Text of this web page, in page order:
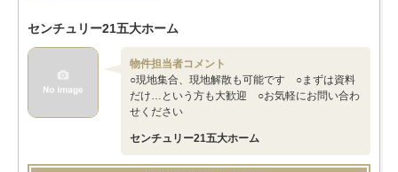
センチュリー21五大ホーム
物件担当者コメント
○現地集合、現地解散も可能です ○まずは資料
だけ…という方も大歓迎 ○お気軽にお問い合わ
せください
センチュリー21五大ホーム